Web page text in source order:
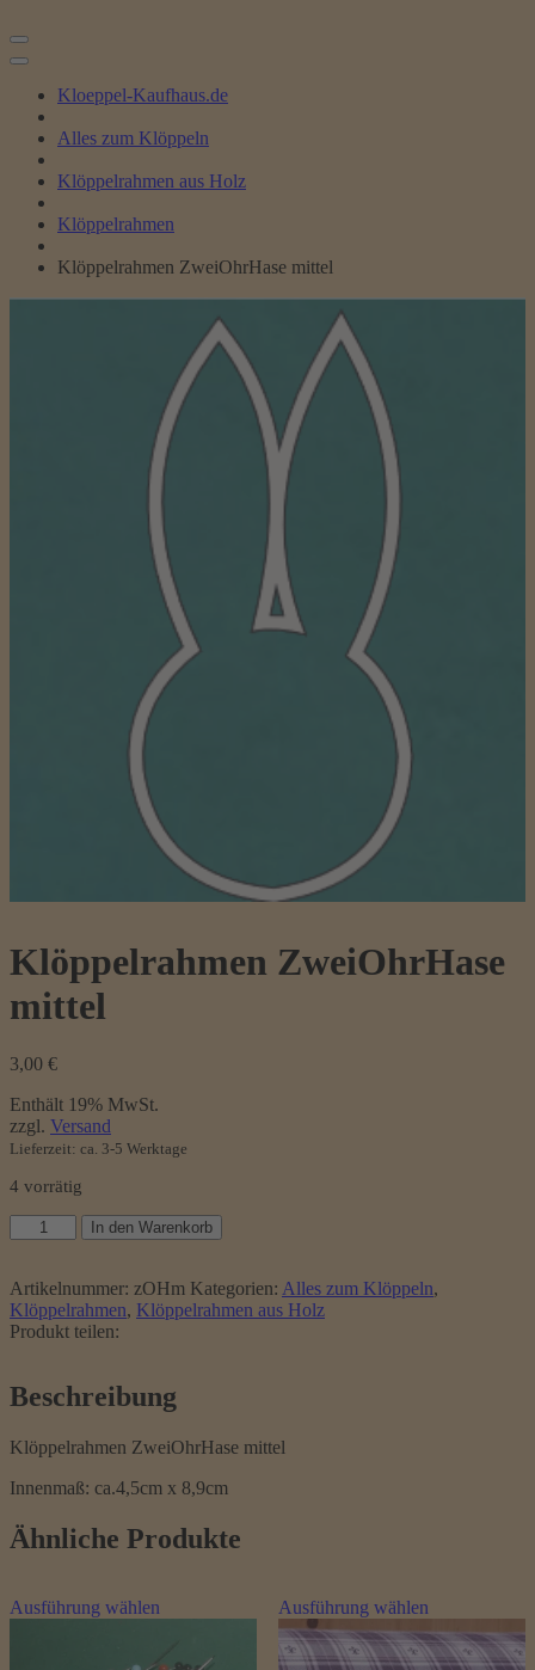
Kloeppel-Kaufhaus.de
Alles zum Klöppeln
Klöppelrahmen aus Holz
Klöppelrahmen
Klöppelrahmen ZweiOhrHase mittel
Klöppelrahmen ZweiOhrHase
mittel
3,00 €
Enthält 19% MwSt.
zzgl. Versand
Lieferzeit: ca. 3-5 Werktage
4 vorrätig
Klöppelrahmen
ZweiOhrHase
Menge
In den Warenkorb
Artikelnummer: zOHm Kategorien: Alles zum Klöppeln,
Klöppelrahmen, Klöppelrahmen aus Holz
Produkt teilen:
Beschreibung
Klöppelrahmen ZweiOhrHase mittel
Innenmaß: ca.4,5cm x 8,9cm
Ähnliche Produkte
Ausführung wählenProdukt
Ausführung wählenProdukt
weist
mehrere